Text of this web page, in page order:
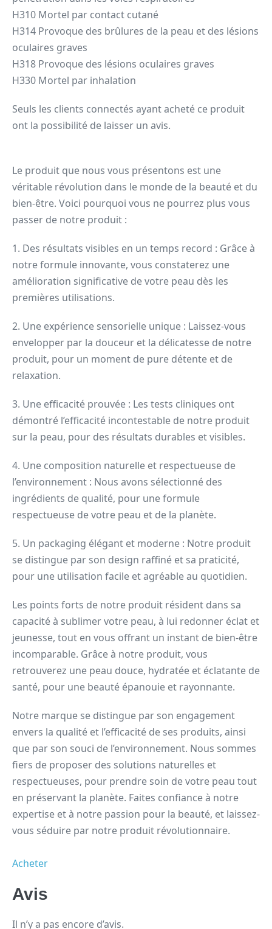
H310 Mortel par contact cutané
H314 Provoque des brûlures de la peau et des lésions
oculaires graves
H318 Provoque des lésions oculaires graves
H330 Mortel par inhalation
Seuls les clients connectés ayant acheté ce produit
ont la possibilité de laisser un avis.
Le produit que nous vous présentons est une
véritable révolution dans le monde de la beauté et du
bien-être. Voici pourquoi vous ne pourrez plus vous
passer de notre produit :
1. Des résultats visibles en un temps record : Grâce à
notre formule innovante, vous constaterez une
amélioration significative de votre peau dès les
premières utilisations.
2. Une expérience sensorielle unique : Laissez-vous
envelopper par la douceur et la délicatesse de notre
produit, pour un moment de pure détente et de
relaxation.
3. Une efficacité prouvée : Les tests cliniques ont
démontré l’efficacité incontestable de notre produit
sur la peau, pour des résultats durables et visibles.
4. Une composition naturelle et respectueuse de
l’environnement : Nous avons sélectionné des
ingrédients de qualité, pour une formule
respectueuse de votre peau et de la planète.
5. Un packaging élégant et moderne : Notre produit
se distingue par son design raffiné et sa praticité,
pour une utilisation facile et agréable au quotidien.
Les points forts de notre produit résident dans sa
capacité à sublimer votre peau, à lui redonner éclat et
jeunesse, tout en vous offrant un instant de bien-être
incomparable. Grâce à notre produit, vous
retrouverez une peau douce, hydratée et éclatante de
santé, pour une beauté épanouie et rayonnante.
Notre marque se distingue par son engagement
envers la qualité et l’efficacité de ses produits, ainsi
que par son souci de l’environnement. Nous sommes
fiers de proposer des solutions naturelles et
respectueuses, pour prendre soin de votre peau tout
en préservant la planète. Faites confiance à notre
expertise et à notre passion pour la beauté, et laissez-
vous séduire par notre produit révolutionnaire.
Acheter
Avis
Il n’y a pas encore d’avis.